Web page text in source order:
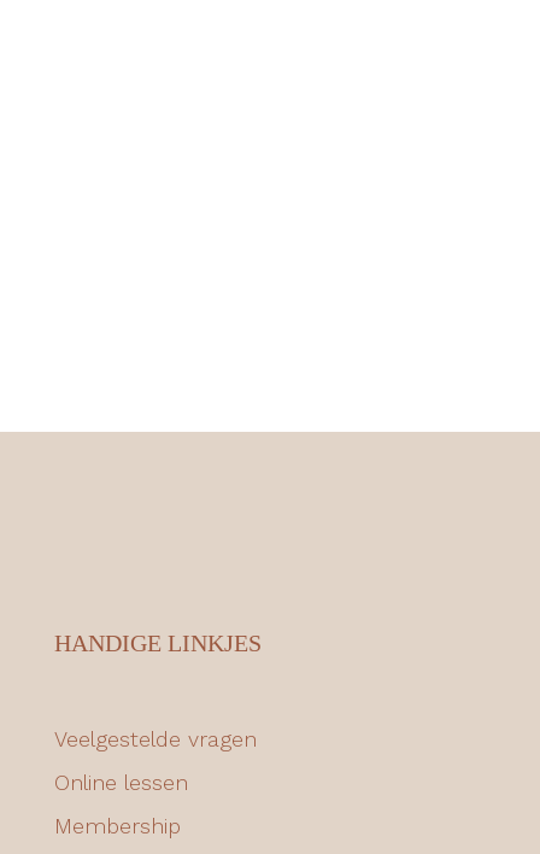
HANDIGE LINKJES
Veelgestelde vragen
Online lessen
Membership